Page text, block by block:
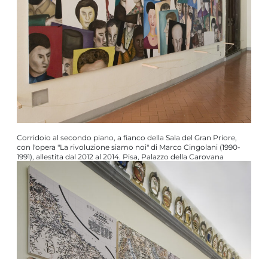
Corridoio al secondo piano, a fianco della Sala del Gran Priore,
con l'opera "La rivoluzione siamo noi" di Marco Cingolani (1990-
1991), allestita dal 2012 al 2014. Pisa, Palazzo della Carovana